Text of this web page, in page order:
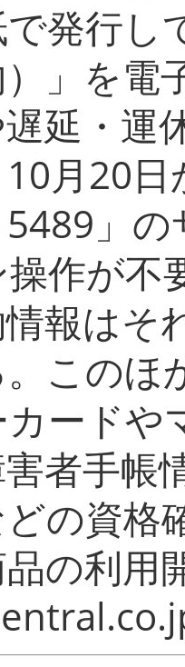
発行し
」を電
延・運
月20
」
作が不
報はそ
このほ
ードや
者手帳
の資格
の利用